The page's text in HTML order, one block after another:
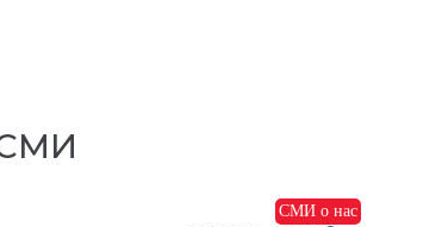
СМИ
СМИ о нас